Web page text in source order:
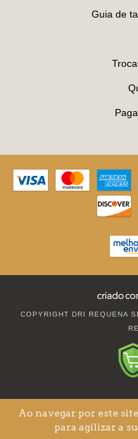
Ao navegar por este site
para agilizar a
Guia de
COPYRIGHT DRI REQUENA